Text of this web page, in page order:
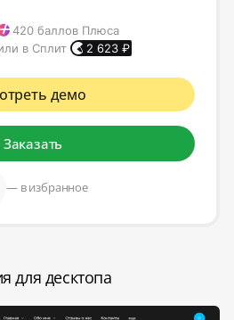
420 баллов Плюса
в Сплит
2 623 ₽
демо
Заказать
— в избранное
для десктопа